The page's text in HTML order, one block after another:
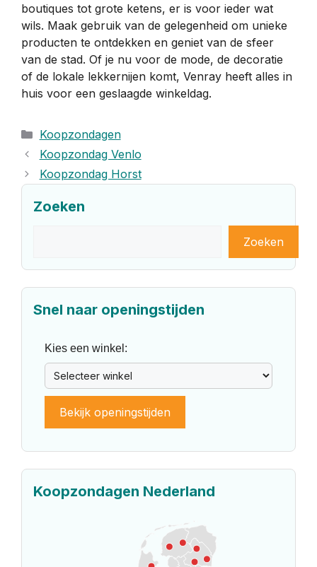
boutiques tot grote ketens, er is voor ieder wat
wils. Maak gebruik van de gelegenheid om unieke
producten te ontdekken en geniet van de sfeer
van de stad. Of je nu voor de mode, de decoratie
of de lokale lekkernijen komt, Venray heeft alles in
huis voor een geslaagde winkeldag.
Categorieën
Koopzondagen
Koopzondag Venlo
Koopzondag Horst
Zoeken
Zoeken
Snel naar openingstijden
Kies een winkel:
Bekijk openingstijden
Koopzondagen Nederland